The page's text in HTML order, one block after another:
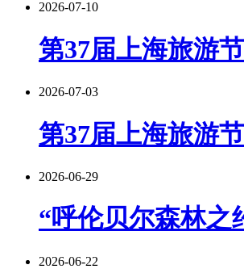
2026-07-10
第37届上海旅游
2026-07-03
第37届上海旅游
2026-06-29
“呼伦贝尔森林之
2026-06-22